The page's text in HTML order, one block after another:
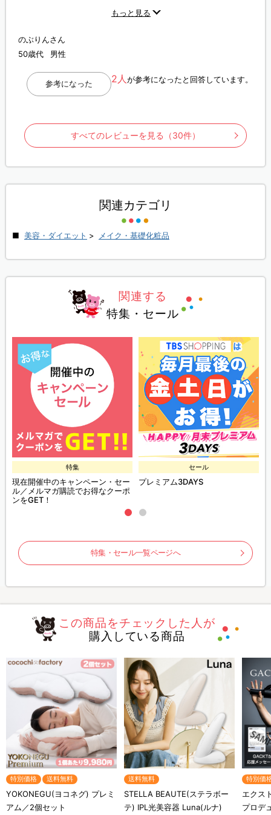
クの残ってる駅に浸して使ってます。 やはり通販は使ってみない
す。 残念でした
もっと見る
のぶりんさん
50歳代
男性
2人 が参考になったと回答しています。
参考になった
すべてのレビューを見る（30件）
関連カテゴリ
美容・ダイエット > メイク・基礎化粧品
関連する
特集・セール
特集
現在開催中のキャンペーン・セー
ル／メルマガ購読でお得なクーポ
ンをGET！
セール
プレミアム3DAYS
特集・セール一覧ページへ
この商品をチェックした人が
購入している商品
特別価格 送料無料
YOKONEGU(ヨコネグ) プレミ
アム／2個セット
送料無料
STELLA BEAUTE(ステラボー
テ) IPL光美容器 Luna(ルナ)
特別価
エクス
プロデ